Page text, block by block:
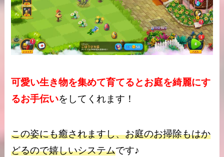
可愛い生き物を集めて育てるとお庭を綺麗にす
るお手伝いをしてくれます！
この姿にも癒されますし、お庭のお掃除もはか
どるので嬉しいシステムです♪